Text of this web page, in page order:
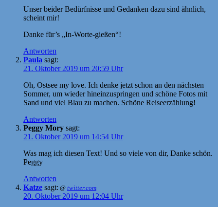
Unser beider Bedürfnisse und Gedanken dazu sind ähnlich,
scheint mir!
Danke für’s „In-Worte-gießen“!
Antworten
Paula sagt:
21. Oktober 2019 um 20:59 Uhr
Oh, Ostsee my love. Ich denke jetzt schon an den nächsten
Sommer, um wieder hineinzuspringen und schöne Fotos mit
Sand und viel Blau zu machen. Schöne Reiseerzählung!
Antworten
Peggy Mory sagt:
21. Oktober 2019 um 14:54 Uhr
Was mag ich diesen Text! Und so viele von dir, Danke schön.
Peggy
Antworten
Katze sagt: @ twitter.com
20. Oktober 2019 um 12:04 Uhr